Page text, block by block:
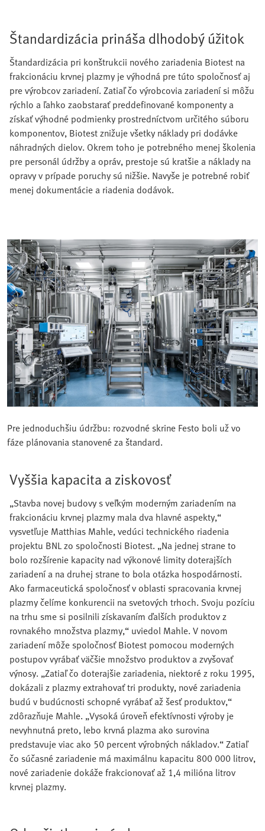
Štandardizácia prináša dlhodobý úžitok
Štandardizácia pri konštrukcii nového zariadenia Biotest na
frakcionáciu krvnej plazmy je výhodná pre túto spoločnosť aj
pre výrobcov zariadení. Zatiaľ čo výrobcovia zariadení si môžu
rýchlo a ľahko zaobstarať preddefinované komponenty a
získať výhodné podmienky prostredníctvom určitého súboru
komponentov, Biotest znižuje všetky náklady pri dodávke
náhradných dielov. Okrem toho je potrebného menej školenia
pre personál údržby a opráv, prestoje sú kratšie a náklady na
opravy v prípade poruchy sú nižšie. Navyše je potrebné robiť
menej dokumentácie a riadenia dodávok.
Pre jednoduchšiu údržbu: rozvodné skrine Festo boli už vo
fáze plánovania stanovené za štandard.
Vyššia kapacita a ziskovosť
„Stavba novej budovy s veľkým moderným zariadením na
frakcionáciu krvnej plazmy mala dva hlavné aspekty,“
vysvetľuje Matthias Mahle, vedúci technického riadenia
projektu BNL zo spoločnosti Biotest. „Na jednej strane to
bolo rozšírenie kapacity nad výkonové limity doterajších
zariadení a na druhej strane to bola otázka hospodárnosti.
Ako farmaceutická spoločnosť v oblasti spracovania krvnej
plazmy čelíme konkurencii na svetových trhoch. Svoju pozíciu
na trhu sme si posilnili získavaním ďalších produktov z
rovnakého množstva plazmy,“ uviedol Mahle. V novom
zariadení môže spoločnosť Biotest pomocou moderných
postupov vyrábať väčšie množstvo produktov a zvyšovať
výnosy. „Zatiaľ čo doterajšie zariadenia, niektoré z roku 1995,
dokázali z plazmy extrahovať tri produkty, nové zariadenia
budú v budúcnosti schopné vyrábať až šesť produktov,“
zdôrazňuje Mahle. „Vysoká úroveň efektívnosti výroby je
nevyhnutná preto, lebo krvná plazma ako surovina
predstavuje viac ako 50 percent výrobných nákladov.“ Zatiaľ
čo súčasné zariadenie má maximálnu kapacitu 800 000 litrov,
nové zariadenie dokáže frakcionovať až 1,4 milióna litrov
krvnej plazmy.